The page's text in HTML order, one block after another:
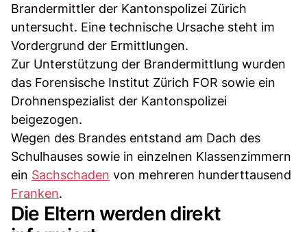
Brandermittler der Kantonspolizei Zürich
untersucht. Eine technische Ursache steht im
Vordergrund der Ermittlungen.
Zur Unterstützung der Brandermittlung wurden
das Forensische Institut Zürich FOR sowie ein
Drohnenspezialist der Kantonspolizei
beigezogen.
Wegen des Brandes entstand am Dach des
Schulhauses sowie in einzelnen Klassenzimmern
ein Sachschaden von mehreren hunderttausend
Franken.
Die Eltern werden direkt